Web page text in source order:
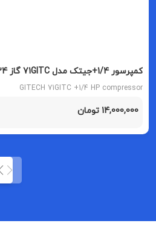
کمپرسور 1/4+جیتک مدل 71GITC گاز 134
GITECH 71GITC +1/4 HP compressor
14,000,000 تومان